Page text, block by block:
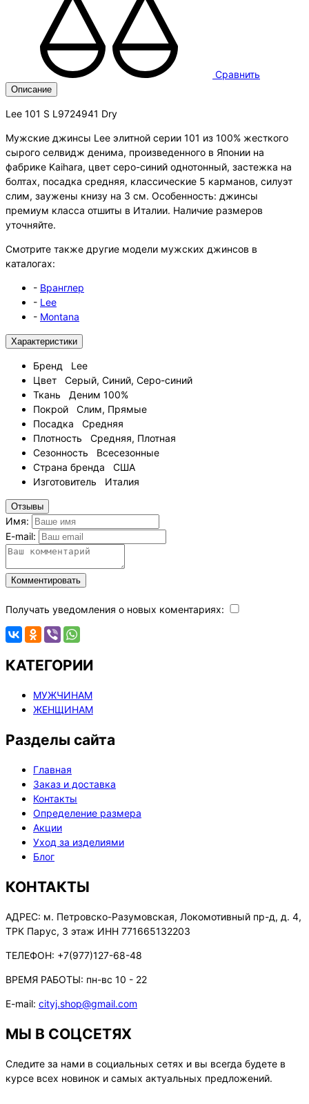
Сравнить
Описание
Lee 101 S L9724941 Dry
Мужские джинсы Lee элитной серии 101 из 100% жесткого
сырого селвидж денима, произведенного в Японии на
фабрике Kaihara, цвет серо-синий однотонный, застежка на
болтах, посадка средняя, классические 5 карманов, силуэт
слим, заужены книзу на 3 см. Особенность: джинсы
премиум класса отшиты в Италии. Наличие размеров
уточняйте.
Смотрите также другие модели мужских джинсов в
каталогах:
- Вранглер
- Lee
- Montana
Характеристики
Бренд
Lee
Цвет
Серый, Синий, Серо-синий
Ткань
Деним 100%
Покрой
Слим, Прямые
Посадка
Средняя
Плотность
Средняя, Плотная
Сезонность
Всесезонные
Страна бренда
США
Изготовитель
Италия
Отзывы
Имя:
E-mail:
Комментировать
Получать уведомления о новых коментариях:
КАТЕГОРИИ
МУЖЧИНАМ
ЖЕНЩИНАМ
Разделы сайта
Главная
Заказ и доставка
Контакты
Определение размера
Акции
Уход за изделиями
Блог
КОНТАКТЫ
АДРЕС: м. Петровско-Разумовская, Локомотивный пр-д, д. 4,
ТРК Парус, 3 этаж ИНН 771665132203
ТЕЛЕФОН: +7(977)127-68-48
ВРЕМЯ РАБОТЫ: пн-вс 10 - 22
E-mail: cityj.shop@gmail.com
МЫ В СОЦСЕТЯХ
Следите за нами в социальных сетях и вы всегда будете в
курсе всех новинок и самых актуальных предложений.